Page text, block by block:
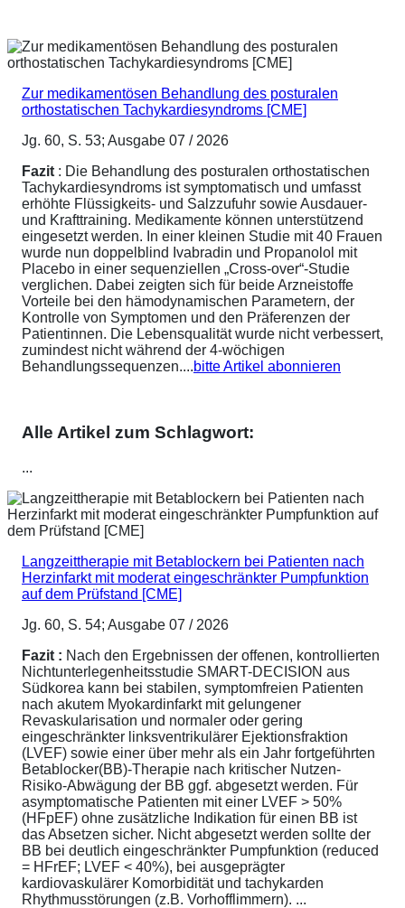
Zur medikamentösen Behandlung des posturalen
orthostatischen Tachykardiesyndroms [CME]
Jg. 60, S. 53; Ausgabe 07 / 2026
Fazit : Die Behandlung des posturalen orthostatischen
Tachykardiesyndroms ist symptomatisch und umfasst
erhöhte Flüssigkeits- und Salzzufuhr sowie Ausdauer-
und Krafttraining. Medikamente können unterstützend
eingesetzt werden. In einer kleinen Studie mit 40 Frauen
wurde nun doppelblind Ivabradin und Propanolol mit
Placebo in einer sequenziellen „Cross-over“-Studie
verglichen. Dabei zeigten sich für beide Arzneistoffe
Vorteile bei den hämodynamischen Parametern, der
Kontrolle von Symptomen und den Präferenzen der
Patientinnen. Die Lebensqualität wurde nicht verbessert,
zumindest nicht während der 4-wöchigen
Behandlungssequenzen....bitte Artikel abonnieren
Alle Artikel zum Schlagwort:
...
Langzeittherapie mit Betablockern bei Patienten nach
Herzinfarkt mit moderat eingeschränkter Pumpfunktion
auf dem Prüfstand [CME]
Jg. 60, S. 54; Ausgabe 07 / 2026
Fazit : Nach den Ergebnissen der offenen, kontrollierten
Nichtunterlegenheitsstudie SMART-DECISION aus
Südkorea kann bei stabilen, symptomfreien Patienten
nach akutem Myokardinfarkt mit gelungener
Revaskularisation und normaler oder gering
eingeschränkter linksventrikulärer Ejektionsfraktion
(LVEF) sowie einer über mehr als ein Jahr fortgeführten
Betablocker(BB)-Therapie nach kritischer Nutzen-
Risiko-Abwägung der BB ggf. abgesetzt werden. Für
asymptomatische Patienten mit einer LVEF > 50%
(HFpEF) ohne zusätzliche Indikation für einen BB ist
das Absetzen sicher. Nicht abgesetzt werden sollte der
BB bei deutlich eingeschränkter Pumpfunktion (reduced
= HFrEF; LVEF < 40%), bei ausgeprägter
kardiovaskulärer Komorbidität und tachykarden
Rhythmusstörungen (z.B. Vorhofflimmern). ...